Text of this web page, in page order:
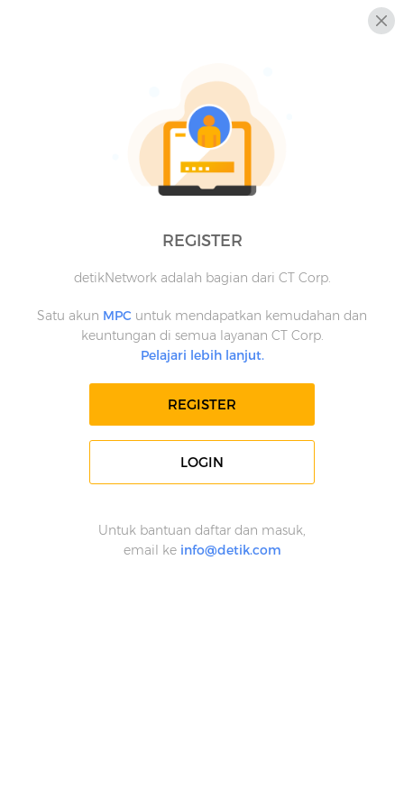
REGISTER
detikNetwork adalah bagian dari CT Corp.
Satu akun MPC untuk mendapatkan kemudahan dan
keuntungan di semua layanan CT Corp.
Pelajari lebih lanjut.
REGISTER
LOGIN
Untuk bantuan daftar dan masuk,
email ke info@detik.com